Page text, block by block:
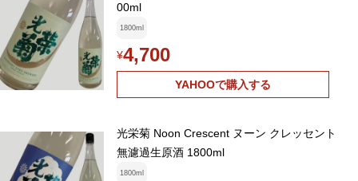
00ml
1800ml
¥4,700
YAHOOで購入する
光栄菊 Noon Crescent ヌーン クレッセント
無濾過生原酒 1800ml
1800ml